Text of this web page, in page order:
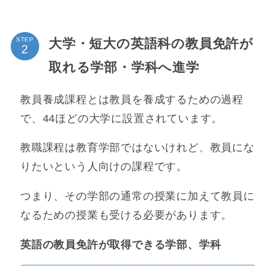
STEP
大学・短大の英語科の教員免許が
取れる学部・学科へ進学
教員養成課程とは教員を養成するための過程
で、44ほどの大学に設置されています。
教職課程は教育学部ではないけれど、教員にな
りたいという人向けの課程です。
つまり、その学部の通常の授業に加えて教員に
なるための授業も受ける必要があります。
英語の教員免許が取得できる学部、学科